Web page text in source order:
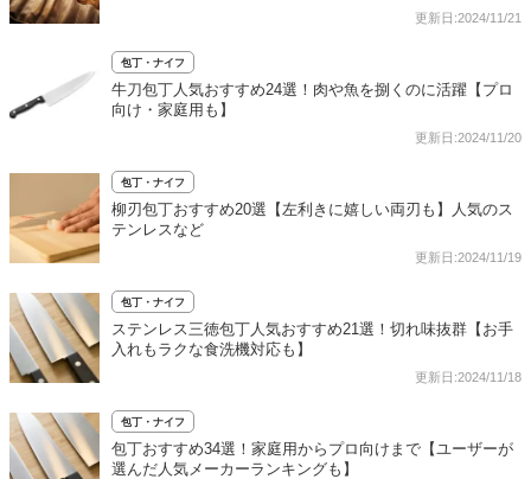
更新日:2024/11/21
包丁・ナイフ
牛刀包丁人気おすすめ24選！肉や魚を捌くのに活躍【プロ
向け・家庭用も】
更新日:2024/11/20
包丁・ナイフ
柳刃包丁おすすめ20選【左利きに嬉しい両刃も】人気のス
テンレスなど
更新日:2024/11/19
包丁・ナイフ
ステンレス三徳包丁人気おすすめ21選！切れ味抜群【お手
入れもラクな食洗機対応も】
更新日:2024/11/18
包丁・ナイフ
包丁おすすめ34選！家庭用からプロ向けまで【ユーザーが
選んだ人気メーカーランキングも】